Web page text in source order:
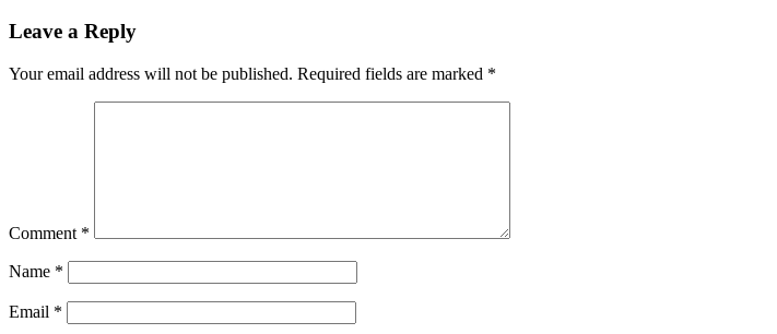
Leave a Reply
Your email address will not be published. Required fields are marked *
Comment *
Name *
Email *